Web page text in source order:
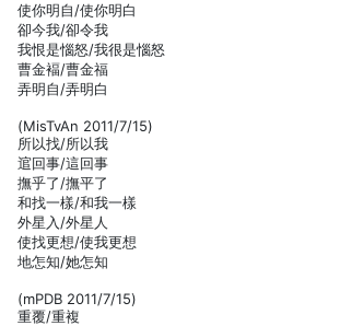
使你明自/使你明白
卻今我/卻令我
我恨是惱怒/我很是惱怒
曹金褔/曹金福
弄明自/弄明白
(MisTvAn 2011/7/15)
所以找/所以我
逭回事/這回事
撫乎了/撫平了
和找一樣/和我一樣
外星入/外星人
使找更想/使我更想
地怎知/她怎知
(mPDB 2011/7/15)
重覆/重複